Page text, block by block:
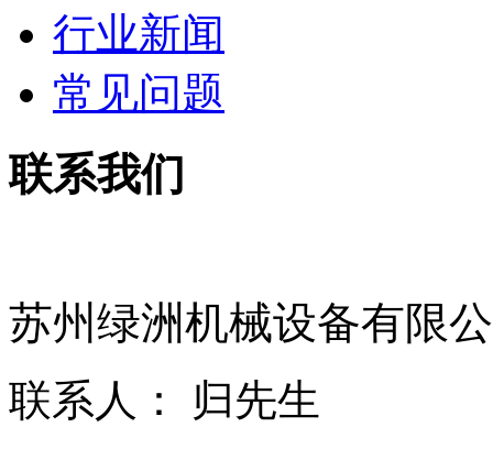
行业新闻
常见问题
联系我们
苏州绿洲机械设备有限
联系人： 归先生